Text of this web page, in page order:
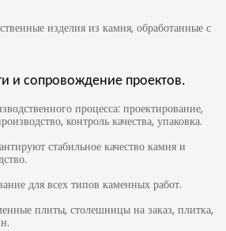
изделия из камня, обработанные с
и сопровождение проектов.
процесса: проектирование,
контроль качества, упаковка.
стабильное качество камня и
для всех типов каменных работ.
плиты, столешницы на заказ, плитка,